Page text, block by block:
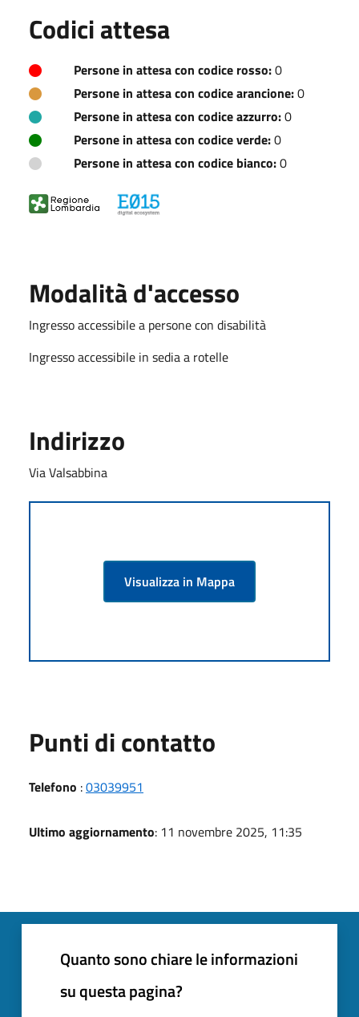
Codici attesa
Persone in attesa con codice rosso:0
Persone in attesa con codice arancione:0
Persone in attesa con codice azzurro:0
Persone in attesa con codice verde:0
Persone in attesa con codice bianco:0
Modalità d'accesso
Ingresso accessibile a persone con disabilità
Ingresso accessibile in sedia a rotelle
Indirizzo
Via Valsabbina
Visualizza in Mappa
Punti di contatto
Telefono :03039951
Ultimo aggiornamento: 11 novembre 2025, 11:35
Quanto sono chiare le informazioni
su questa pagina?